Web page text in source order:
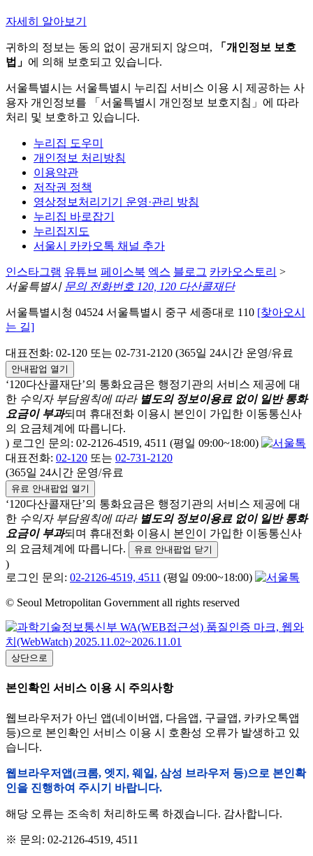
자세히 알아보기
귀하의 정보는 동의 없이 공개되지 않으며,
「개인정보 보호
법」 에 의해 보호되고 있습니다.
서울특별시는 서울특별시 누리집 서비스 이용 시 제공하는 사
용자 개인정보를 「서울특별시 개인정보 보호지침」에 따라
처리 및 보호하고 있습니다.
누리집 도우미
개인정보 처리방침
이용약관
저작권 정책
영상정보처리기기 운영·관리 방침
누리집 바로잡기
누리집지도
서울시 카카오톡 채널 추가
인스타그램 유튜브 페이스북 엑스 블로그 카카오스토리 >
서울특별시 문의 전화번호 120, 120 다산콜재단
서울특별시청 04524 서울특별시 중구 세종대로 110 [찾아오시
는 길]
대표전화: 02-120 또는 02-731-2120 (365일 24시간 운영/유료
안내팝업 열기
‘120다산콜재단’의 통화요금은 행정기관의 서비스 제공에 대
한 수익자 부담원칙에 따라 별도의 정보이용료 없이 일반 통화
요금이 부과되며 휴대전화 이용시 본인이 가입한 이동통신사
의 요금체계에 따릅니다.
) 로그인 문의: 02-2126-4519, 4511 (평일 09:00~18:00)
대표전화: 02-120 또는 02-731-2120
(365일 24시간 운영/유료
유료 안내팝업 열기
‘120다산콜재단’의 통화요금은 행정기관의 서비스 제공에 대
한 수익자 부담원칙에 따라 별도의 정보이용료 없이 일반 통화
요금이 부과되며 휴대전화 이용시 본인이 가입한 이동통신사
의 요금체계에 따릅니다.
유료 안내팝업 닫기
)
로그인 문의: 02-2126-4519, 4511 (평일 09:00~18:00)
© Seoul Metropolitan Government all rights reserved
상단으로
본인확인 서비스 이용 시 주의사항
웹브라우저가 아닌 앱(네이버앱, 다음앱, 구글앱, 카카오톡앱
등)으로 본인확인 서비스 이용 시 호환성 오류가 발생하고 있
습니다.
웹브라우저앱(크롬, 엣지, 웨일, 삼성 브라우저 등)으로 본인확
인을 진행하여 주시기 바랍니다.
해당 오류는 조속히 처리하도록 하겠습니다. 감사합니다.
※ 문의: 02-2126-4519, 4511